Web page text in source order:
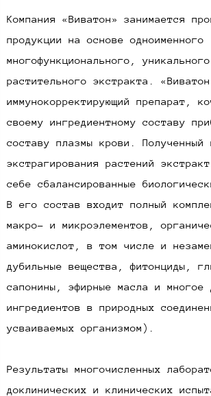
Компания «Виватон» занимается
продукции на основе одноименного
многофункционального,
растительного экстракта.
иммунокорректирующий препарат,
своему ингредиентному составу
составу плазмы крови. Полученный
экстрагирования растений
себе сбалансированные
В его состав входит полный
макро- и микроэлементов,
аминокислот, в том числе и
дубильные вещества, фитонциды,
сапонины, эфирные масла и многое
ингредиентов в природных
усваиваемых организмом).
Результаты многочисленных
доклинических и клинических